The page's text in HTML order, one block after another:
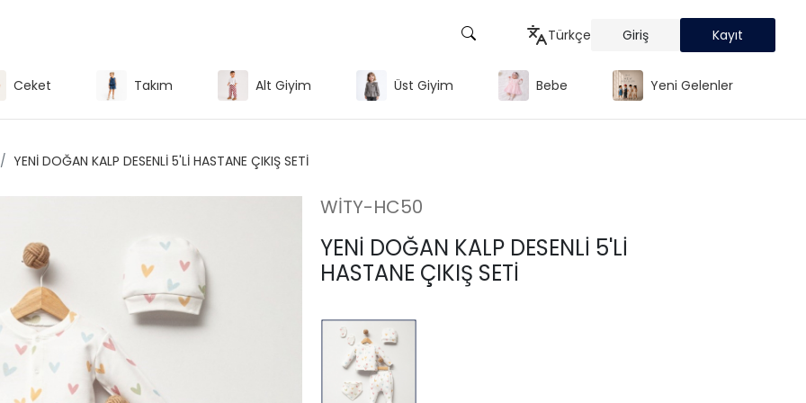
Türkçe Giriş Kayıt
Ceket Takım Alt Giyim Üst Giyim Bebe Yeni Gelenler
YENİ DOĞAN KALP DESENLİ 5'Lİ HASTANE ÇIKIŞ SETİ
WİTY-HC50
YENİ DOĞAN KALP DESENLİ 5'Lİ
HASTANE ÇIKIŞ SETİ